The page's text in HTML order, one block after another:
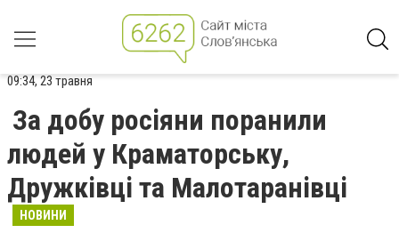
09:34, 23 травня
За добу росіяни поранили
людей у Краматорську,
Дружківці та Малотаранівці
НОВИНИ